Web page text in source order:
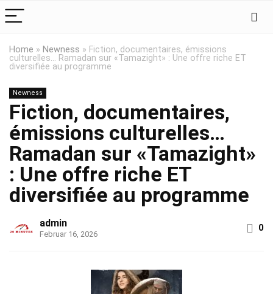
Home » Newness » Fiction, documentaires, émissions
culturelles… Ramadan sur «Tamazight» : Une offre riche ET
diversifiée au programme
Newness
Fiction, documentaires,
émissions culturelles…
Ramadan sur «Tamazight»
: Une offre riche ET
diversifiée au programme
admin
Februar 16, 2026
0